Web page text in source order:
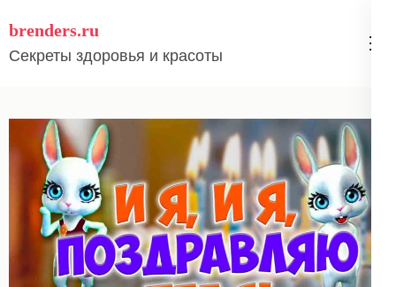
содержимому
Enter)
brenders.ru
Секреты здоровья и красоты